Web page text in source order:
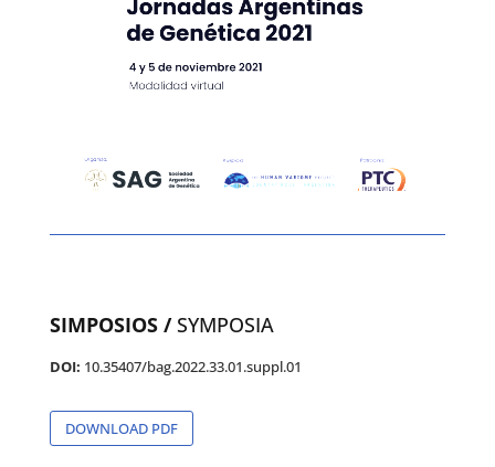
SIMPOSIOS /SYMPOSIA
DOI: 10.35407/bag.2022.33.01.suppl.01
DOWNLOAD PDF